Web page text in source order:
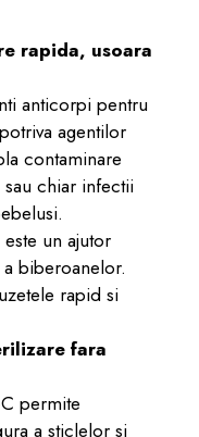
rapida, usoara
anticorpi pentru
agentilor
contaminare
chiar infectii
un ajutor
biberoanelor.
rapid si
fara
permite
a sticlelor si